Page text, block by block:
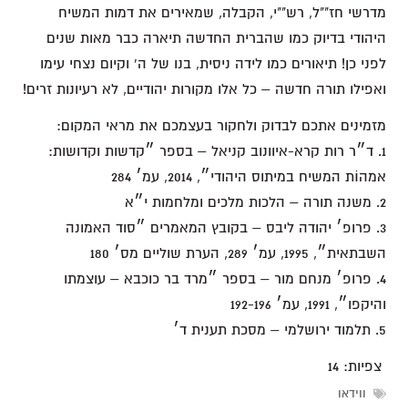
מדרשי חז""ל, רש""י, הקבלה, שמאירים את דמות המשיח
היהודי בדיוק כמו שהברית החדשה תיארה כבר מאות שנים
לפני כן! תיאורים כמו לידה ניסית, בנו של ה' וקיום נצחי עימו
ואפילו תורה חדשה – כל אלו מקורות יהודיים, לא רעיונות זרים!
מזמינים אתכם לבדוק ולחקור בעצמכם את מראי המקום:
1. ד״ר רות קרא-איוונוב קניאל – בספר ״קדשות וקדושות:
אמהוֹת המשיח במיתוס היהודי״, 2014, עמ׳ 284
2. משנה תורה – הלכות מלכים ומלחמות י״א
3. פרופ׳ יהודה ליבס – בקובץ המאמרים ״סוד האמונה
השבתאית״, 1995, עמ׳ 289, הערת שוליים מס׳ 180
4. פרופ׳ מנחם מור – בספר ״מרד בר כוכבא – עוצמתו
והיקפו״, 1991, עמ׳ 192-196
5. תלמוד ירושלמי – מסכת תענית ד׳
צפיות: 14
ווידאו